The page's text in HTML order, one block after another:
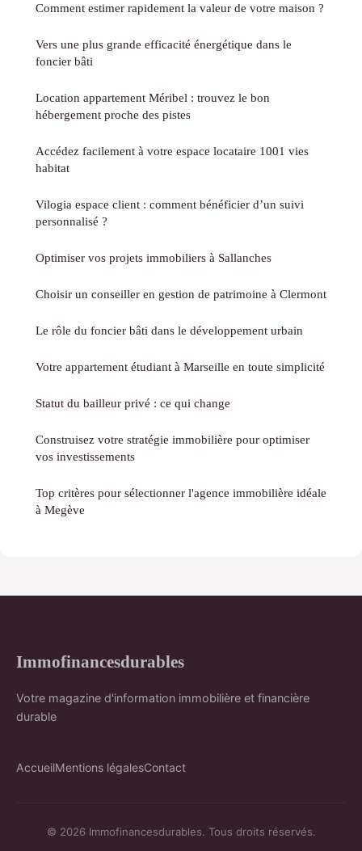
Comment estimer rapidement la valeur de votre maison ?
Vers une plus grande efficacité énergétique dans le
foncier bâti
Location appartement Méribel : trouvez le bon
hébergement proche des pistes
Accédez facilement à votre espace locataire 1001 vies
habitat
Vilogia espace client : comment bénéficier d’un suivi
personnalisé ?
Optimiser vos projets immobiliers à Sallanches
Choisir un conseiller en gestion de patrimoine à Clermont
Le rôle du foncier bâti dans le développement urbain
Votre appartement étudiant à Marseille en toute simplicité
Statut du bailleur privé : ce qui change
Construisez votre stratégie immobilière pour optimiser
vos investissements
Top critères pour sélectionner l'agence immobilière idéale
à Megève
Immofinancesdurables
Votre magazine d'information immobilière et financière
durable
AccueilMentions légalesContact
© 2026 Immofinancesdurables. Tous droits réservés.